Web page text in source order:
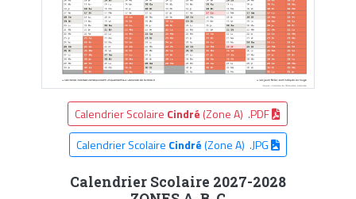
Calendrier Scolaire Cindré (Zone A) .PDF
Calendrier Scolaire Cindré(Zone A) .JPG
Calendrier Scolaire 2027-2028